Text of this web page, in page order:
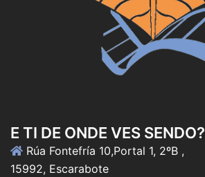
E TI DE ONDE VES SENDO?
Rúa Fontefría 10,Portal 1, 2ºB ,
15992, Escarabote